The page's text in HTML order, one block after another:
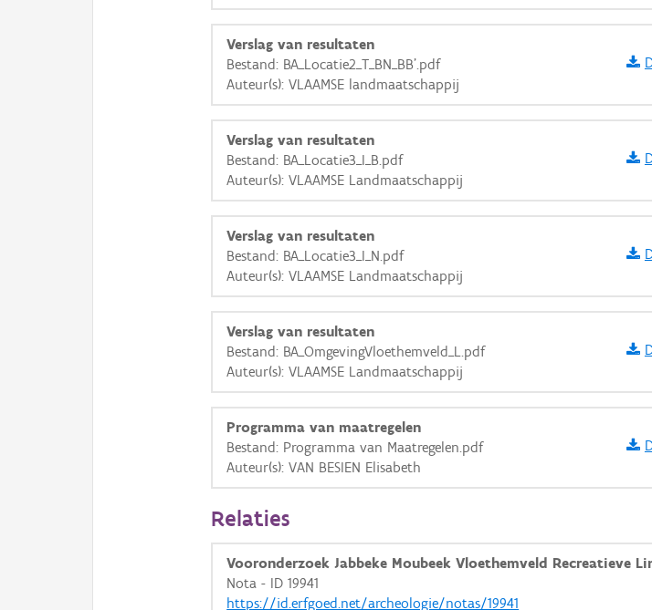
Verslag van resultaten
Bestand: BA_Locatie2_T_BN_BB'.pdf
Auteur(s): VLAAMSE landmaatschappij
Verslag van resultaten
Bestand: BA_Locatie3_I_B.pdf
Auteur(s): VLAAMSE Landmaatschappij
Verslag van resultaten
Bestand: BA_Locatie3_I_N.pdf
Auteur(s): VLAAMSE Landmaatschappij
Verslag van resultaten
Bestand: BA_OmgevingVloethemveld_L.pdf
Auteur(s): VLAAMSE Landmaatschappij
Programma van maatregelen
Bestand: Programma van Maatregelen.pdf
Auteur(s): VAN BESIEN Elisabeth
Relaties
Vooronderzoek Jabbeke Moubeek Vloethemveld Recreatieve
Nota - ID 19941
https://id.erfgoed.net/archeologie/notas/19941